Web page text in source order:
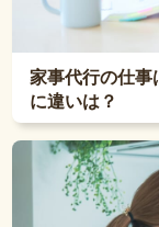
家事代行の仕事
に違いは？